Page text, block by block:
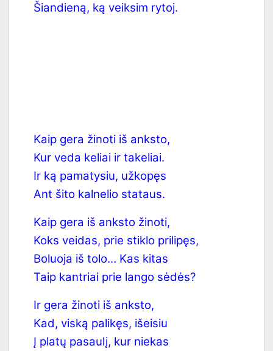
Šiandieną, ką veiksim rytoj.
Kaip gera žinoti iš anksto,
Kur veda keliai ir takeliai.
Ir ką pamatysiu, užkopęs
Ant šito kalnelio stataus.
Kaip gera iš anksto žinoti,
Koks veidas, prie stiklo prilipęs,
Boluoja iš tolo… Kas kitas
Taip kantriai prie lango sėdės?
Ir gera žinoti iš anksto,
Kad, viską palikęs, išeisiu
Į platų pasaulį, kur niekas